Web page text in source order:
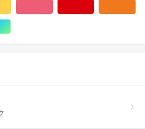
色系
マルチカラー